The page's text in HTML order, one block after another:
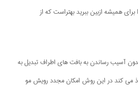
برای همیشه ازبین ببرید بهتراست که از
آسیب رساندن به بافت های اطراف تبدیل به
می کند در این روش امکان مجدد رویش مو